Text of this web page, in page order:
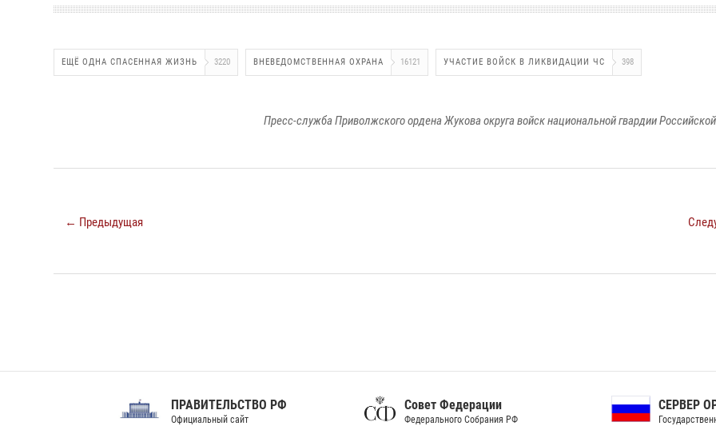
ЕЩЁ ОДНА СПАСЕННАЯ ЖИЗНЬ 3220 ВНЕВЕДОМСТВЕННАЯ ОХРАНА 16121 УЧАСТИЕ ВОЙСК В ЛИКВИДАЦИИ ЧС 398
Пресс-служба Приволжского ордена Жукова округа войск национальной гвардии
← Предыдущая
ПРАВИТЕЛЬСТВО РФ
Официальный сайт
Совет Федерации
Федерального Собрания РФ
СЕРВЕР ОРГАНОВ
Государственной власти РФ